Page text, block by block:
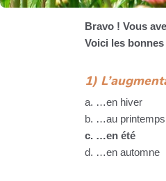
Bravo ! Vous
Voici les
1)
a. …en hiver
b. …au printemps
c. …en été
d. …en automne